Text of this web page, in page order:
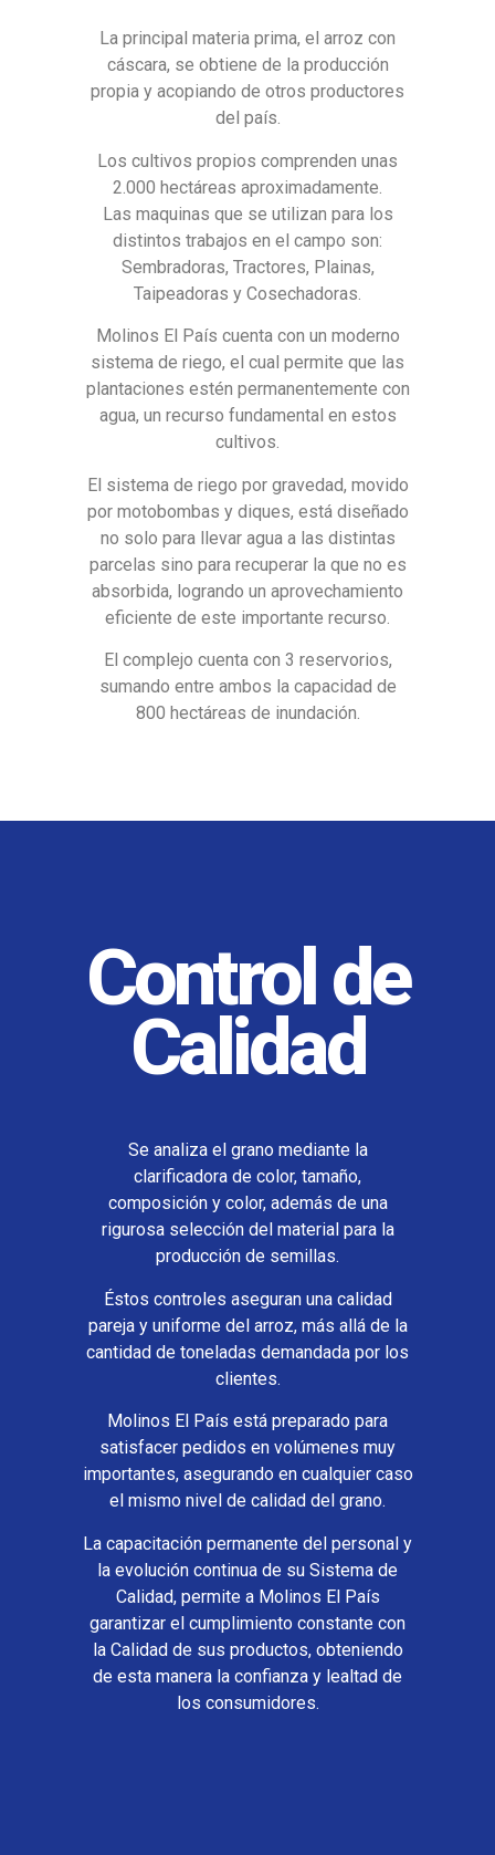
La principal materia prima, el arroz con
cáscara, se obtiene de la producción
propia y acopiando de otros productores
del país.
Los cultivos propios comprenden unas
2.000 hectáreas aproximadamente.
Las maquinas que se utilizan para los
distintos trabajos en el campo son:
Sembradoras, Tractores, Plainas,
Taipeadoras y Cosechadoras.
Molinos El País cuenta con un moderno
sistema de riego, el cual permite que las
plantaciones estén permanentemente con
agua, un recurso fundamental en estos
cultivos.
El sistema de riego por gravedad, movido
por motobombas y diques, está diseñado
no solo para llevar agua a las distintas
parcelas sino para recuperar la que no es
absorbida, logrando un aprovechamiento
eficiente de este importante recurso.
El complejo cuenta con 3 reservorios,
sumando entre ambos la capacidad de
800 hectáreas de inundación.
Control de
Calidad
Se analiza el grano mediante la
clarificadora de color, tamaño,
composición y color, además de una
rigurosa selección del material para la
producción de semillas.
Éstos controles aseguran una calidad
pareja y uniforme del arroz, más allá de la
cantidad de toneladas demandada por los
clientes.
Molinos El País está preparado para
satisfacer pedidos en volúmenes muy
importantes, asegurando en cualquier caso
el mismo nivel de calidad del grano.
La capacitación permanente del personal y
la evolución continua de su Sistema de
Calidad, permite a Molinos El País
garantizar el cumplimiento constante con
la Calidad de sus productos, obteniendo
de esta manera la confianza y lealtad de
los consumidores.